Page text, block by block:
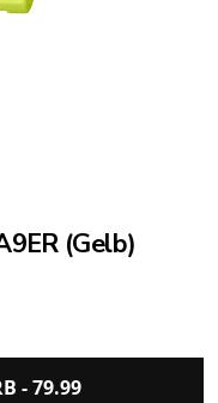
(Gelb)
-79.99